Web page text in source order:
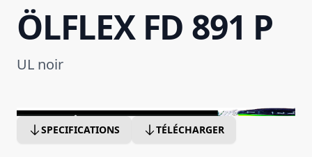
ÖLFLEX FD 891 P
UL noir
SPECIFICATIONS TÉLÉCHARGER